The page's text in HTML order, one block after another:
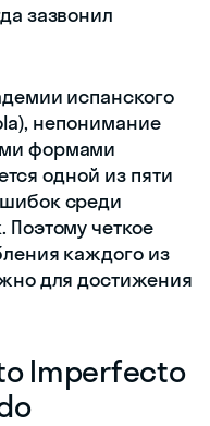
зазвонил
испанского
непонимание
формами
одной из пяти
среди
четкое
каждого из
для достижения
Imperfecto